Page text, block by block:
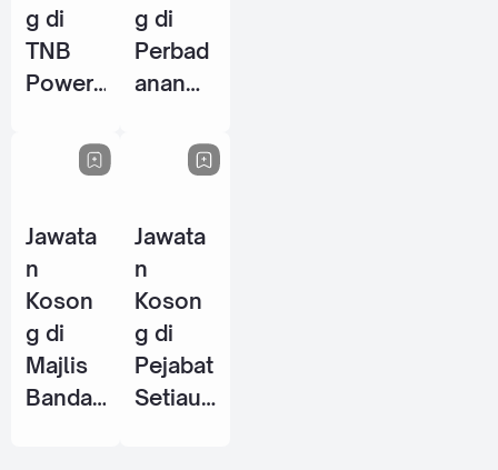
g di
TNB
Power
Jun
2026
g di
Perbad
anan
takaan
Awam
Perak
(PPANP
k) - 1
Jun
2026
Jawata
n
Koson
g di
Majlis
Bandar
Jawata
n
Koson
g di
Pejabat
Setiaus